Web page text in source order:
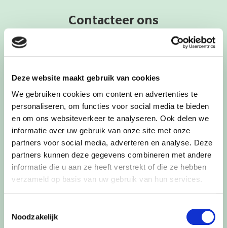
Deze website maakt gebruik van cookies
We gebruiken cookies om content en advertenties te
personaliseren, om functies voor social media te bieden
en om ons websiteverkeer te analyseren. Ook delen we
informatie over uw gebruik van onze site met onze
partners voor social media, adverteren en analyse. Deze
partners kunnen deze gegevens combineren met andere
informatie die u aan ze heeft verstrekt of die ze hebben
verzameld op basis van uw gebruik van hun services.
Noodzakelijk
Contacteer ons